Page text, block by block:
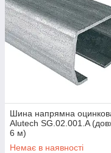
Шина напрямна
Alutech SG.02.001.A
6 м)
Немає в наявності